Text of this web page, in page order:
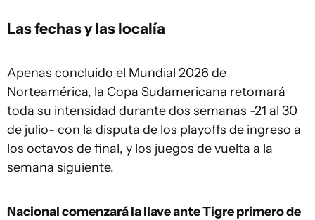
Las fechas y las localía
Apenas concluido el Mundial 2026 de
Norteamérica, la Copa Sudamericana retomará
toda su intensidad durante dos semanas -21 al 30
de julio- con la disputa de los playoffs de ingreso a
los octavos de final, y los juegos de vuelta a la
semana siguiente.
Nacional comenzará la llave ante Tigre primero de